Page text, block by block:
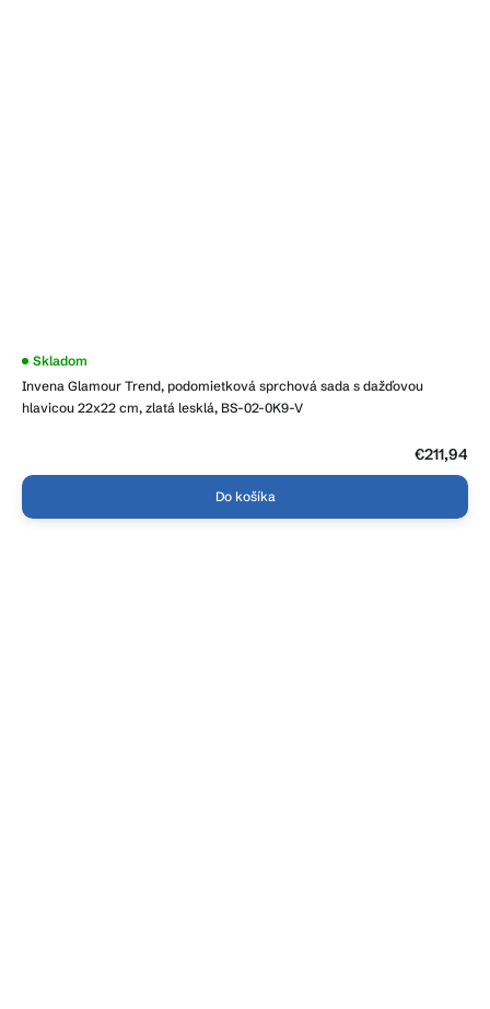
Invena Glamour Trend, podomietková sprchová sada s dažďovou
hlavicou 22x22 cm, zlatá lesklá, BS-02-0K9-V
Skladom
€211,94
Do košíka